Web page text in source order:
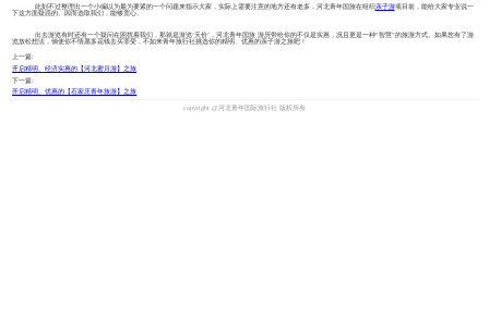
此刻不过整理出一个小编以为最为要紧的一个问题来指示大家，实际上需要注意的地方还有老多，河北青年国旅在组织亲子游项目前，能给大家专业说一
下这方面疑惑的。因而选取我们，能够宽心。
出去游览有时还有一个疑问在困扰着我们，那就是游览‘天价’，河北青年国旅 游历带给你的不仅是实惠，况且更是一种“智慧”的旅游方式。如果您有了游
览放松想法，倘使你不情愿多花钱去买罪受，不如来青年旅行社挑选你的精明、优惠的亲子游之旅吧！
上一篇:
开启精明、经济实惠的【河北蜜月游】之旅
下一篇:
开启精明、优惠的【石家庄青年旅游】之旅
copyright @河北青年国际旅行社 版权所有